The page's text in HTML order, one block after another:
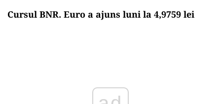
Cursul BNR. Euro a ajuns luni la 4,9759 lei